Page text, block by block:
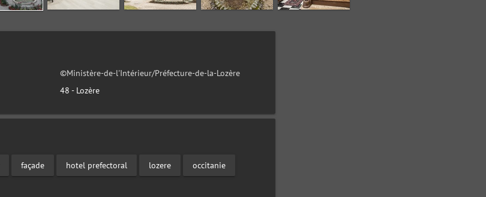
©Ministère-de-l'Intérieur/Préfecture-de-la-Lozère
48 - Lozère
façade hotel prefectoral lozere occitanie